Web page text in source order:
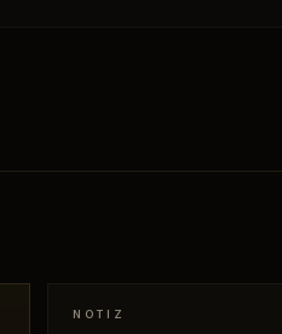
NOTIZ